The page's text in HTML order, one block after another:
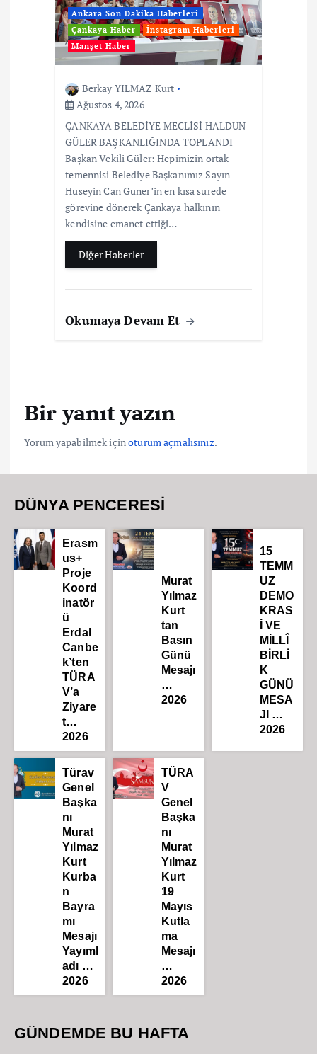
Ankara Son Dakika Haberleri
Çankaya Haber
İnstagram Haberleri
Manşet Haber
Berkay YILMAZ Kurt
Ağustos 4, 2026
ÇANKAYA BELEDİYE MECLİSİ HALDUN
GÜLER BAŞKANLIĞINDA TOPLANDI
Başkan Vekili Güler: Hepimizin ortak
temennisi Belediye Başkanımız Sayın
Hüseyin Can Güner’in en kısa sürede
görevine dönerek Çankaya halkının
kendisine emanet ettiği…
Diğer Haberler
Okumaya Devam Et
Bir yanıt yazın
Yorum yapabilmek içinoturum açmalısınız.
DÜNYA PENCERESİ
Erasm
us+
Proje
Koord
inatör
ü
Erdal
Canbe
k’ten
TÜRA
V’a
Ziyare
t…
2026
Murat
Yılmaz
Kurt
tan
Basın
Günü
Mesajı
…
2026
15
TEMM
UZ
DEMO
KRAS
İ VE
MİLLÎ
BİRLİ
K
GÜNÜ
MESA
JI …
2026
Türav
Genel
Başka
nı
Murat
Yılmaz
Kurt
Kurba
n
Bayra
mı
Mesajı
Yayıml
adı …
2026
TÜRA
V
Genel
Başka
nı
Murat
Yılmaz
Kurt
19
Mayıs
Kutla
ma
Mesajı
…
2026
GÜNDEMDE BU HAFTA